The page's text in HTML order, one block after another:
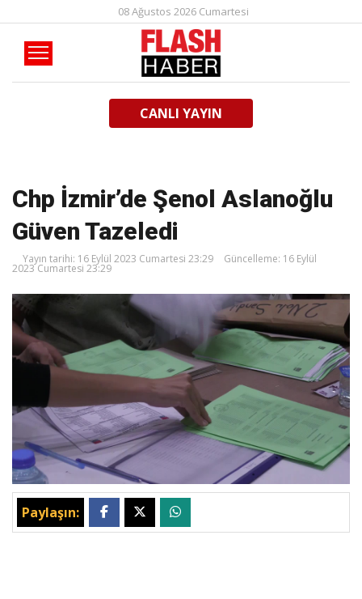
08 Ağustos 2026 Cumartesi
CANLI YAYIN
Chp İzmir’de Şenol Aslanoğlu
Güven Tazeledi
Yayın tarihi: 16 Eylül 2023 Cumartesi 23:29 Güncelleme: 16 Eylül
2023 Cumartesi 23:29
Paylaşın: